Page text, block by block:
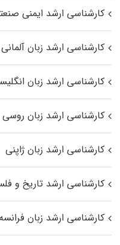
کارشناسی ارشد ایمنی
کارشناسی ارشد زبان آلمانی
کارشناسی ارشد زبان
کارشناسی ارشد زبان روسی
کارشناسی ارشد زبان ژاپنی
کارشناسی ارشد تاریخ و
کارشناسی ارشد زبان فرانسه